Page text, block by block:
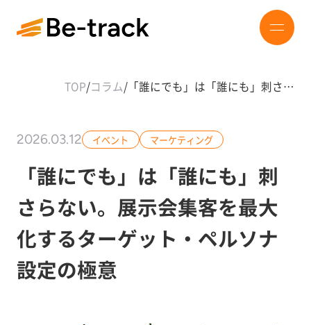
TOP/コラム/ 「誰にでも」は「誰にも」刺さ…
2026.03.12 イベント マーケティング
「誰にでも」は「誰にも」刺
さらない。展示会集客を最大
化するターゲット・ペルソナ
設定の極意